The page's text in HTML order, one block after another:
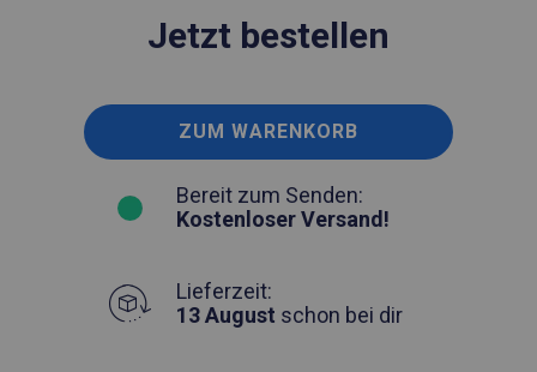
Jetzt bestellen
ZUM WARENKORB
Bereit zum Senden:
Kostenloser Versand!
Lieferzeit:
13 August schon bei dir